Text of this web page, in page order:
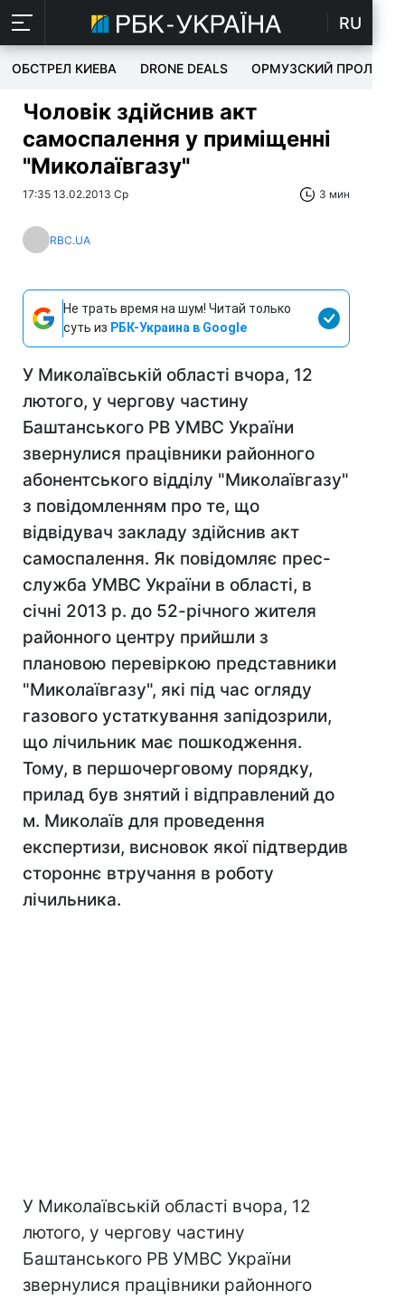
RU
ОБСТРЕЛ КИЕВА DRONE DEALS ОРМУЗСКИЙ ПРОЛИВ
Чоловік здійснив акт
самоспалення у приміщенні
"Миколаївгазу"
17:35 13.02.2013 Ср 3 мин
RBC.UA
Не трать время на шум! Читай только
суть из РБК-Украина в Google
У Миколаївській області вчора, 12
лютого, у чергову частину
Баштанського РВ УМВС України
звернулися працівники районного
абонентського відділу "Миколаївгазу"
з повідомленням про те, що
відвідувач закладу здійснив акт
самоспалення. Як повідомляє прес-
служба УМВС України в області, в
січні 2013 р. до 52-річного жителя
районного центру прийшли з
плановою перевіркою представники
"Миколаївгазу", які під час огляду
газового устаткування запідозрили,
що лічильник має пошкодження.
Тому, в першочерговому порядку,
прилад був знятий і відправлений до
м. Миколаїв для проведення
експертизи, висновок якої підтвердив
стороннє втручання в роботу
лічильника.
У Миколаївській області вчора, 12
лютого, у чергову частину
Баштанського РВ УМВС України
звернулися працівники районного